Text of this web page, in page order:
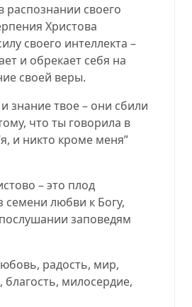
распознании своего
Христова
своего интеллекта –
и обрекает себя на
своей веры.
знание твое – они сбили
что ты говорила в
и никто кроме меня”
– это плод
любви к Богу,
заповедям
радость, мир,
благость, милосердие,